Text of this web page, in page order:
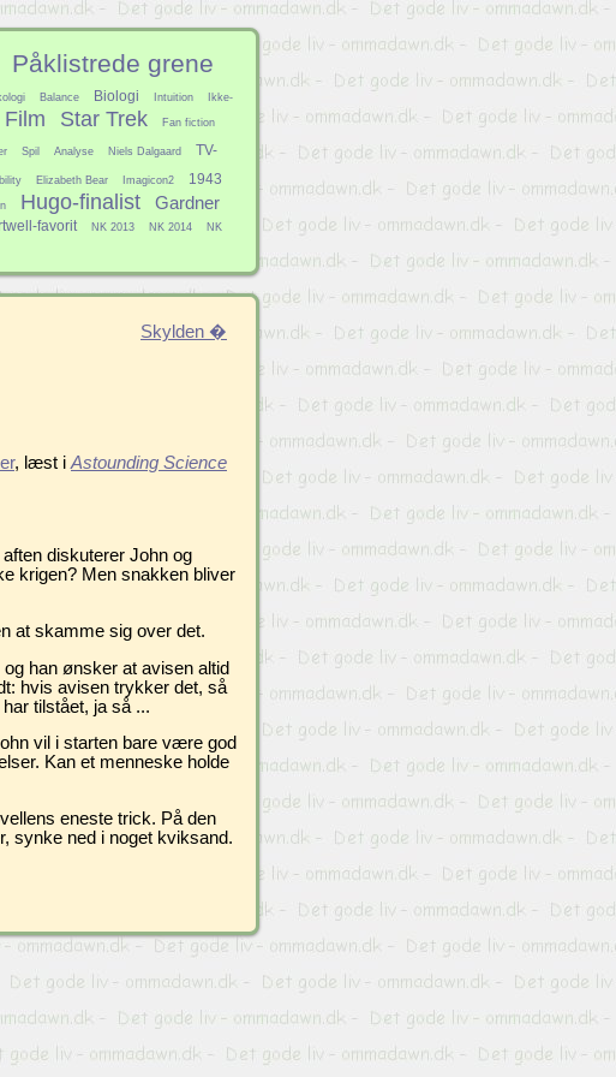
Påklistrede grene
Balance Biologi Intuition Ikke-
Film Star Trek Fan fiction
Spil Analyse Niels Dalgaard
TV-
Elizabeth Bear Imagicon2 1943
Hugo-finalist
Gardner
favorit NK 2013 NK 2014
NK
Skylden �
, læst i Astounding Science
diskuterer John og
krigen? Men snakken bliver
at skamme sig over det.
han ønsker at avisen altid
hvis avisen trykker det, så
tilstået, ja så ...
vil i starten bare være god
Kan et menneske holde
eneste trick. På den
synke ned i noget kviksand.